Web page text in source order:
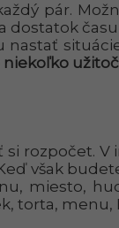
pár.
rozpočet.
však
miesto,
torta, menu,